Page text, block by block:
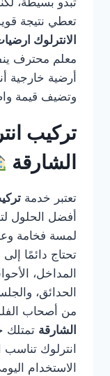
تعطي نتيجة
الانترلوك
معلم محترف
أرضية خارجية
وتضيف قيمة
تركيب
الشارقة
تعتبر خدمة
أفضل الحلول
لمسة فخامة
تحتاج دائمًا
المداخل،
الحدائق،
من أصحاب
الشارقة تمتلك
انترلوك تناسب
الاستخدام